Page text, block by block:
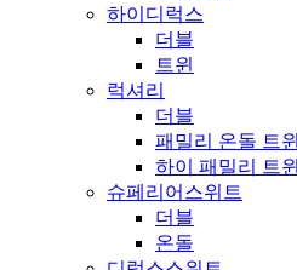
하이디럭스
더블
트윈
럭셔리
더블
패밀리 온돌 트윈
하이 패밀리 트윈
슈페리어스위트
더블
온돌